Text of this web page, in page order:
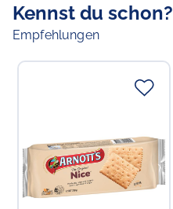
Kennst du schon?
Empfehlungen